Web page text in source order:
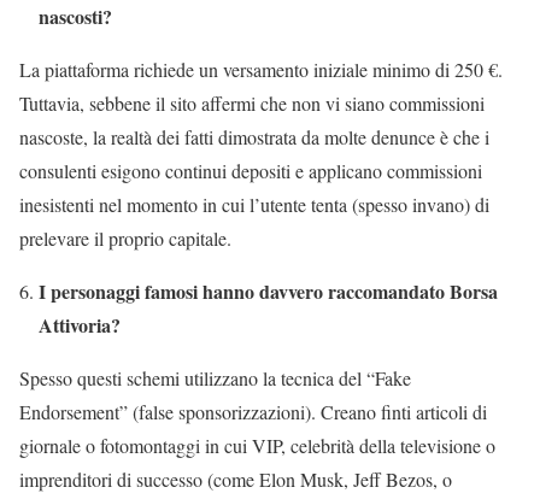
nascosti?
La piattaforma richiede un versamento iniziale minimo di 250 €.
Tuttavia, sebbene il sito affermi che non vi siano commissioni
nascoste, la realtà dei fatti dimostrata da molte denunce è che i
consulenti esigono continui depositi e applicano commissioni
inesistenti nel momento in cui l’utente tenta (spesso invano) di
prelevare il proprio capitale.
I personaggi famosi hanno davvero raccomandato Borsa
Attivoria?
Spesso questi schemi utilizzano la tecnica del “Fake
Endorsement” (false sponsorizzazioni). Creano finti articoli di
giornale o fotomontaggi in cui VIP, celebrità della televisione o
imprenditori di successo (come Elon Musk, Jeff Bezos, o